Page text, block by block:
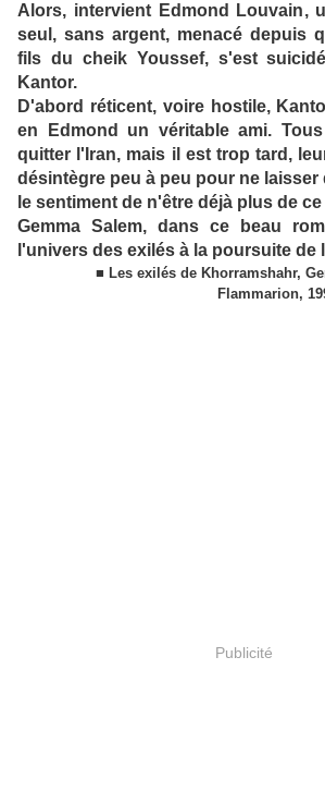
Alors, intervient Edmond Louvain,
seul, sans argent, menacé depuis
fils du cheik Youssef, s'est
Kantor.
D'abord réticent, voire hostile,
en Edmond un véritable ami.
quitter l'Iran, mais il est trop tard,
désintègre peu à peu pour ne laisser
le sentiment de n'être déjà plus de
Gemma Salem, dans ce beau
l'univers des exilés à la poursuite de
■ Les exilés de Khorramshahr,
Flammarion,
Publicité